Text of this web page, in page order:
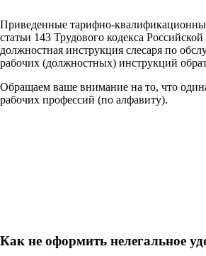
Приведенные тарифно-
статьи 143 Трудового кодекса
должностная инструкция слесаря по
рабочих (должностных) инструкций
Обращаем ваше внимание на то, что
рабочих профессий (по алфавиту).
Как не оформить нелегальное